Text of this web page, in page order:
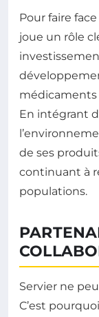
Pour faire
joue un rôle
médicaments
En intégrant
de ses
continuant à
populations.
Servier ne
C’est